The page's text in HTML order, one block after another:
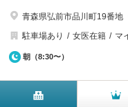
青森県弘前市品川町19番地
駐車場あり
女医在籍 マ
朝（8:30〜）